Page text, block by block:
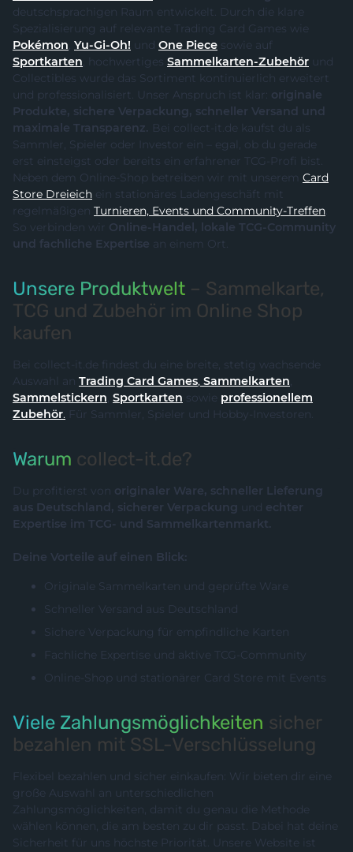
deutschsprachigen Raum entwickelt. Durch die klare
Spezialisierung auf relevante Trading Card Games wie
Pokémon, Yu-Gi-Oh! und One Piece sowie auf
Sportkarten , hochwertiges Sammelkarten-Zubehör
Collectibles wurde das Sortiment kontinuierlich erweitert
und professionalisiert. Unser Anspruch ist klar: originale
Produkte, sichere Verpackung, schneller Versand und
maximale Transparenz. Bei collect-it.de kaufst du als
Sammler, Spieler oder Investor ein – egal, ob du gerade
erst einsteigst oder bereits ein erfahrener TCG-Profi bist.
Neben dem Online-Shop betreiben wir mit unserem Card
Store Dreieich ein stationäres Ladengeschäft mit
regelmäßigen
Turnieren, Events und Community-Treffen.
So verbinden wir Online-Handel, lokale TCG-Community
und fachliche Expertise an einem Ort.
Unsere Produktwelt – Sammelkarte,
TCG und Zubehör im Online Shop
kaufen
Bei collect-it.de findest du eine breite, stetig wachsende
Auswahl an
Trading Card Games, Sammelkarten,
Sammelstickern, Sportkarten sowie professionellem
Zubehör. Für Sammler, Spieler und Hobby-Investoren.
Warum collect-it.de?
Du profitierst von originaler Ware, schneller Lieferung
aus Deutschland, sicherer Verpackung und echter
Expertise im TCG- und Sammelkartenmarkt.
Deine Vorteile auf einen Blick:
Originale Sammelkarten und geprüfte Ware
Schneller Versand aus Deutschland
Sichere Verpackung für empfindliche Karten
Fachliche Expertise und aktive TCG-Community
Online-Shop und stationärer Card Store mit Events
Viele Zahlungsmöglichkeiten sicher
bezahlen mit SSL-Verschlüsselung
Flexibel bezahlen und sicher einkaufen: Wir bieten dir eine
große Auswahl an unterschiedlichen
Zahlungsmöglichkeiten, damit du genau die Methode
wählen können, die am besten zu dir passt. Dabei hat deine
Sicherheit für uns höchste Priorität. Unsere Website ist